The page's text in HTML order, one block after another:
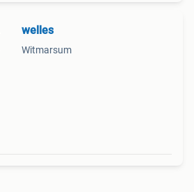
welles
Witmarsum